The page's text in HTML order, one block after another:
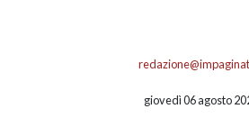
giovedì 06 agosto